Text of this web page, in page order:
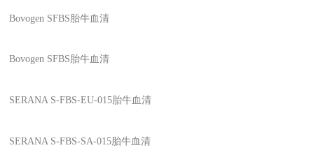
Bovogen SFBS 胎牛血清
Bovogen SFBS胎牛血清
SERANA S-FBS-EU-015胎牛血清
SERANA S-FBS-SA-015胎牛血清